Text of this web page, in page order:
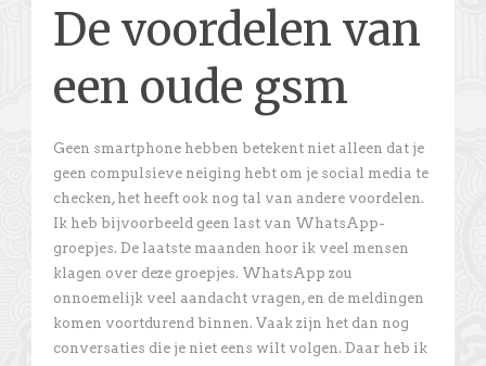
De voordelen van
een oude gsm
Geen smartphone hebben betekent niet alleen dat je
geen compulsieve neiging hebt om je social media te
checken, het heeft ook nog tal van andere voordelen.
Ik heb bijvoorbeeld geen last van WhatsApp-
groepjes. De laatste maanden hoor ik veel mensen
klagen over deze groepjes. WhatsApp zou
onnoemelijk veel aandacht vragen, en de meldingen
komen voortdurend binnen. Vaak zijn het dan nog
conversaties die je niet eens wilt volgen. Daar heb ik